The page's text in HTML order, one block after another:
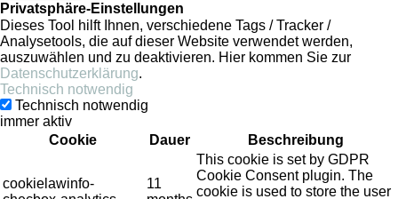
Privatsphäre-Einstellungen
Dieses Tool hilft Ihnen, verschiedene Tags / Tracker /
Analysetools, die auf dieser Website verwendet werden,
auszuwählen und zu deaktivieren. Hier kommen Sie zur
Datenschutzerklärung.
Technisch notwendig
Technisch notwendig
immer aktiv
Cookie
Dauer Beschreibung
cookielawinfo-
11
This cookie is set by GDPR
Cookie Consent plugin. The
cookie is used to store the user